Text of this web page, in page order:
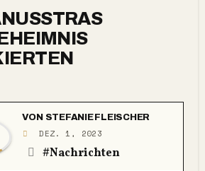
D
D
VON STEFANIE FLEISCHER
DEZ. 1, 2023
#Nachrichten